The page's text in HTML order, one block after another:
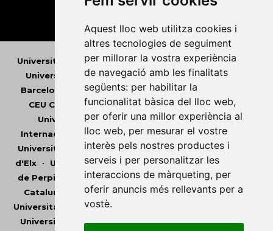
Aquest lloc web utilitza cookies i
altres tecnologies de seguiment
per millorar la vostra experiència
de navegació amb les finalitats
següents: per habilitar la
funcionalitat bàsica del lloc web,
per oferir una millor experiència al
lloc web, per mesurar el vostre
interès pels nostres productes i
serveis i per personalitzar les
interaccions de màrqueting, per
oferir anuncis més rellevants per a
vostè.
Universitat Abat Oliba CEU • Universitat d'Alacant
Universitat d'Andorra•Universitat Autònoma de
Barcelona
Universitat de Barcelona •
CEU Cardenal Herrera•Universitat de Girona•
Universitat de les Illes Balears•Universitat
Internacional de Catalunya•Universitat Jaume I
Universitat de Lleida•Universitat Miguel Hernández
d'Elx• Universitat Oberta de Catalunya•Universitat
de Perpinyà Via Domitia•Universitat Politècnica de
Catalunya
Universitat Politècnica de València •
Universitat Pompeu Fabra
Universitat Rovira i Virgili•Universitat de Sàsser•